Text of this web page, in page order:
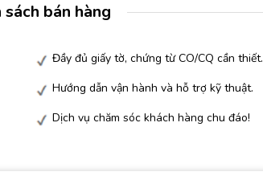
sách bán hàng
Đầy đủ giấy tờ, chứng từ CO/CQ cần thiết.
Hướng dẫn vận hành và hỗ trợ kỹ thuật.
Dịch vụ chăm sóc khách hàng chu đáo!